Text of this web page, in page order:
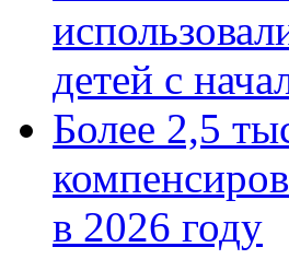
детей с
Более 2,5
в 2026 году